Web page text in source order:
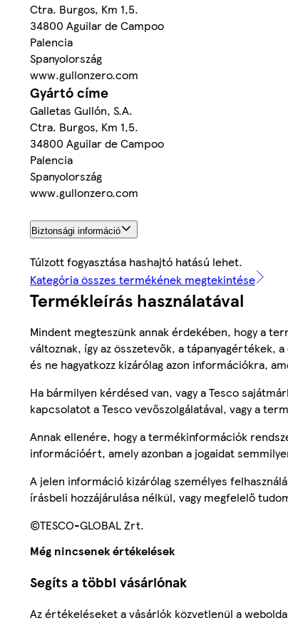
Ctra. Burgos, Km 1,5.
34800 Aguilar de Campoo
Palencia
Spanyolország
www.gullonzero.com
Gyártó címe
Galletas Gullón, S.A.
Ctra. Burgos, Km 1,5.
34800 Aguilar de Campoo
Palencia
Spanyolország
www.gullonzero.com
Biztonsági információ
Túlzott fogyasztása hashajtó hatású lehet.
Kategória összes termékének megtekintése
Termékleírás használatával
Mindent megteszünk annak érdekében, hogy a
változnak, így az összetevők, a
és ne hagyatkozz kizárólag azon információkra,
Ha bármilyen kérdésed van, vagy a Tesco
kapcsolatot a Tesco vevőszolgálatával, vagy a
Annak ellenére, hogy a termékinformációk
információért, amely azonban a jogaidat
A jelen információ kizárólag személyes
írásbeli hozzájárulása nélkül, vagy megfelelő
©TESCO-GLOBAL Zrt.
Még nincsenek értékelések
Segíts a többi vásárlónak
Az értékeléseket a vásárlók közvetlenül a